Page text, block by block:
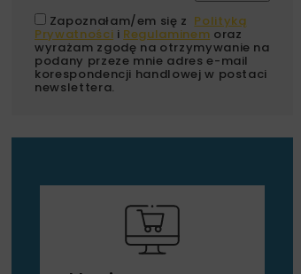
Zapoznałam/em się z Polityką
Prywatności i Regulaminem oraz
wyrażam zgodę na otrzymywanie na
podany przeze mnie adres e-mail
korespondencji handlowej w postaci
newslettera.